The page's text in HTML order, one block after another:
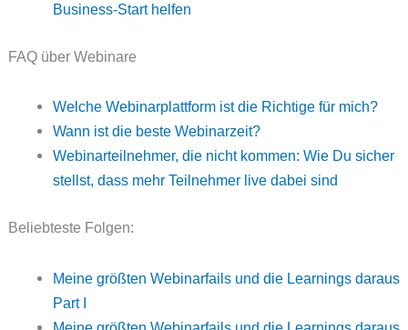
Business-Start helfen
FAQ über Webinare
Welche Webinarplattform ist die Richtige für mich?
Wann ist die beste Webinarzeit?
Webinarteilnehmer, die nicht kommen: Wie Du sicher
stellst, dass mehr Teilnehmer live dabei sind
Beliebteste Folgen:
Meine größten Webinarfails und die Learnings daraus
Part I